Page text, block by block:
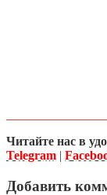
Читайте нас в
Telegram |
Добавить